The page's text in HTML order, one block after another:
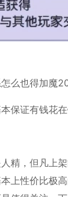
么也得加魔20
保证有钱花
精，但凡上
上性价比极